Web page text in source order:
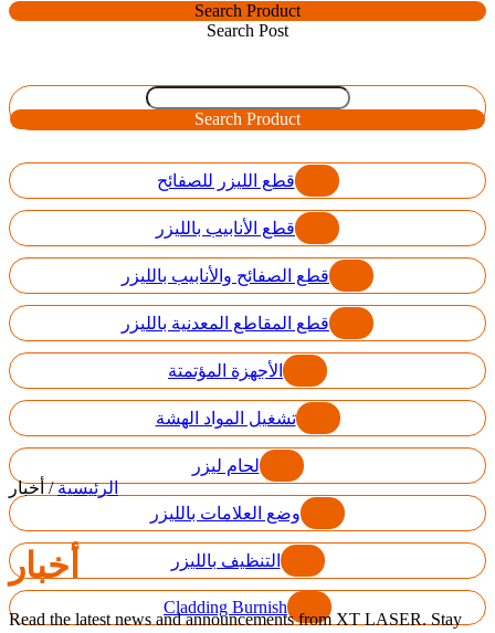
Search Product
Search Post
Search Product
قطع الليزر للصفائح
قطع الأنابيب بالليزر
قطع الصفائح والأنابيب بالليزر
قطع المقاطع المعدنية بالليزر
الأجهزة المؤتمتة
تشغيل المواد الهشة
لحام ليزر
وضع العلامات بالليزر
التنظيف بالليزر
Cladding Burnish
الرئيسية/أخبار
أخبار
Read the latest news and announcements from XT LASER. Stay